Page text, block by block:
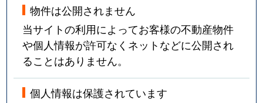
物件は公開されません
当サイトの利用によってお客様の不動産物件
や個人情報が許可なくネットなどに公開され
ることはありません。
個人情報は保護されています